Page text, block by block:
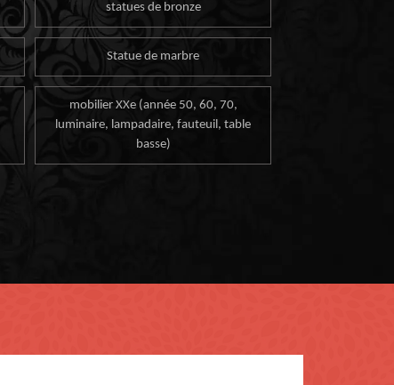
statues de bronze
Statue de marbre
mobilier XXe (année 50, 60, 70,
luminaire, lampadaire, fauteuil, table
basse)